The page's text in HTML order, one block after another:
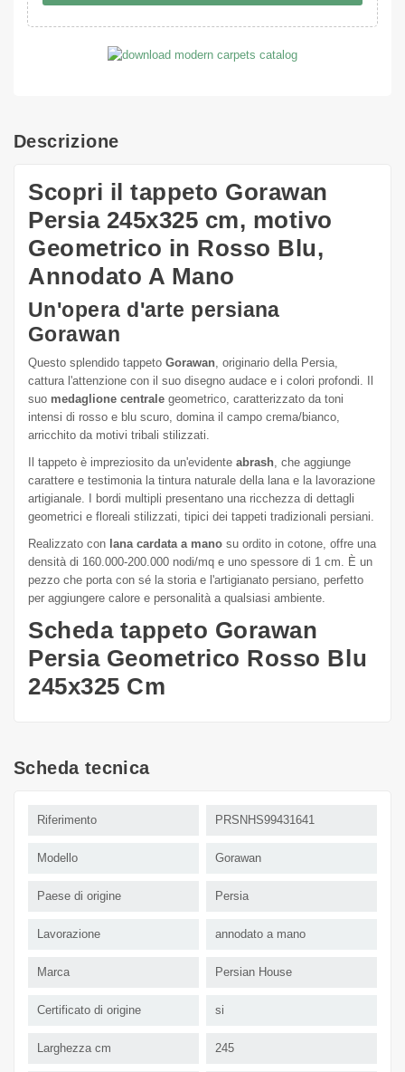
Descrizione
Scopri il tappeto Gorawan
Persia 245x325 cm, motivo
Geometrico in Rosso Blu,
Annodato A Mano
Un'opera d'arte persiana
Gorawan
Questo splendido tappeto Gorawan , originario della Persia,
cattura l'attenzione con il suo disegno audace e i colori profondi. Il
suo medaglione centrale geometrico, caratterizzato da toni
intensi di rosso e blu scuro, domina il campo crema/bianco,
arricchito da motivi tribali stilizzati.
Il tappeto è impreziosito da un'evidente abrash , che aggiunge
carattere e testimonia la tintura naturale della lana e la lavorazione
artigianale. I bordi multipli presentano una ricchezza di dettagli
geometrici e floreali stilizzati, tipici dei tappeti tradizionali persiani.
Realizzato con lana cardata a mano su ordito in cotone, offre una
densità di 160.000-200.000 nodi/mq e uno spessore di 1 cm. È un
pezzo che porta con sé la storia e l'artigianato persiano, perfetto
per aggiungere calore e personalità a qualsiasi ambiente.
Scheda tappeto Gorawan
Persia Geometrico Rosso Blu
245x325 Cm
Scheda tecnica
Riferimento PRSNHS99431641
Modello Gorawan
Paese di origine Persia
Lavorazione annodato a mano
Marca Persian House
Certificato di origine si
Larghezza cm 245